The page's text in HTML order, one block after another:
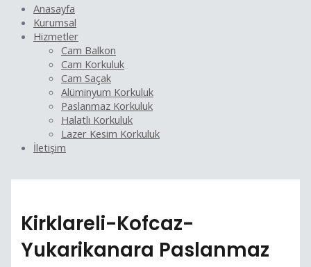
Anasayfa
Kurumsal
Hizmetler
Cam Balkon
Cam Korkuluk
Cam Saçak
Alüminyum Korkuluk
Paslanmaz Korkuluk
Halatlı Korkuluk
Lazer Kesim Korkuluk
İletişim
Kirklareli-Kofcaz-
Yukarikanara Paslanmaz